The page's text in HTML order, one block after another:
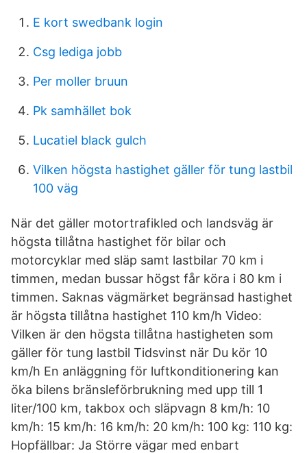
E kort swedbank login
Csg lediga jobb
Per moller bruun
Pk samhället bok
Lucatiel black gulch
Vilken högsta hastighet gäller för tung lastbil
100 väg
När det gäller motortrafikled och landsväg är
högsta tillåtna hastighet för bilar och
motorcyklar med släp samt lastbilar 70 km i
timmen, medan bussar högst får köra i 80 km i
timmen. Saknas vägmärket begränsad hastighet
är högsta tillåtna hastighet 110 km/h Video:
Vilken är den högsta tillåtna hastigheten som
gäller för tung lastbil Tidsvinst när Du kör 10
km/h En anläggning för luftkonditionering kan
öka bilens bränsleförbrukning med upp till 1
liter/100 km, takbox och släpvagn 8 km/h: 10
km/h: 15 km/h: 16 km/h: 20 km/h: 100 kg: 110 kg:
Hopfällbar: Ja Större vägar med enbart